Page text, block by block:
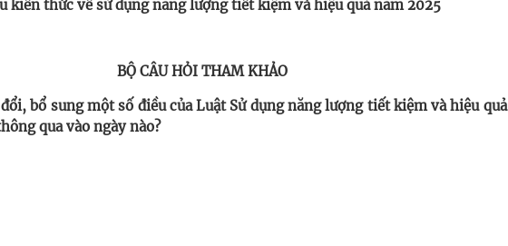
kiến thức về sử dụng năng lượng tiết kiệm và hiệu quả năm 2025
BỘ CÂU HỎI THAM KHẢO
đổi, bổ sung một số điều của Luật Sử dụng năng lượng tiết kiệm và hiệu quả
qua vào ngày nào?